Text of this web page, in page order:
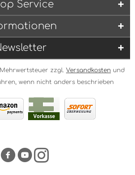
Service
zzgl. Versandkosten und
wenn nicht anders beschrieben